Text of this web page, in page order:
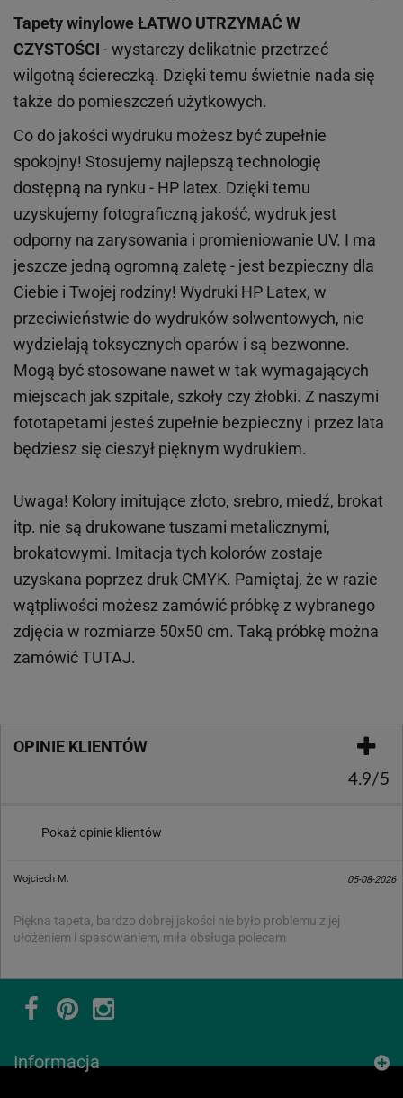
Tapety winyloweŁATWO UTRZYMAĆ W
CZYSTOŚCI - wystarczy delikatnie przetrzeć
wilgotną ściereczką. Dzięki temu świetnie nada się
także do pomieszczeń użytkowych.
Co do jakości wydruku możesz być zupełnie
spokojny! Stosujemy najlepszą technologię
dostępną na rynku - HP latex. Dzięki temu
uzyskujemy fotograficzną jakość, wydruk jest
odporny na zarysowania i promieniowanie UV. I ma
jeszcze jedną ogromną zaletę - jest bezpieczny dla
Ciebie i Twojej rodziny! Wydruki HP Latex, w
przeciwieństwie do wydruków solwentowych, nie
wydzielają toksycznych oparów i są bezwonne.
Mogą być stosowane nawet w tak wymagających
miejscach jak szpitale, szkoły czy żłobki. Z naszymi
fototapetami jesteś zupełnie bezpieczny i przez lata
będziesz się cieszył pięknym wydrukiem.
Uwaga! Kolory imitujące złoto, srebro, miedź, brokat
itp. nie są drukowane tuszami metalicznymi,
brokatowymi. Imitacja tych kolorów zostaje
uzyskana poprzez druk CMYK. Pamiętaj, że w razie
wątpliwości możesz zamówić próbkę z wybranego
zdjęcia w rozmiarze 50x50 cm. Taką próbkę można
zamówićTUTAJ.
OPINIE KLIENTÓW
4.9/5
Pokaż opinie klientów
Wojciech M. 05-08-2026
Piękna tapeta, bardzo dobrej jakości nie było problemu z jej
ułożeniem i spasowaniem, miła obsługa polecam
Informacja